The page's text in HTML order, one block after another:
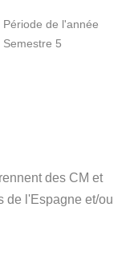
Période de l'année
Semestre 5
des CM et
de l'Espagne et/ou